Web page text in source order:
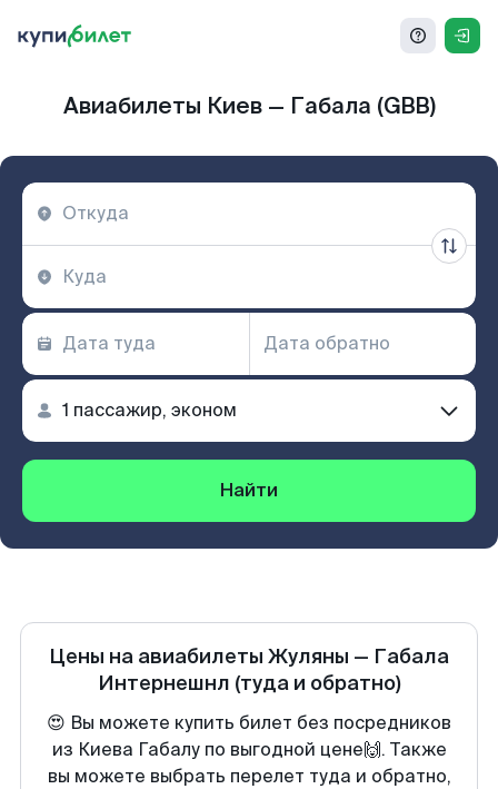
Авиабилеты Киев — Габала (GBB)
Найти
Цены на авиабилеты Жуляны — Габала
Интернешнл (туда и обратно)
😍 Вы можете купить билет без посредников
из Киева Габалу по выгодной цене🙌. Также
вы можете выбрать перелет туда и обратно,